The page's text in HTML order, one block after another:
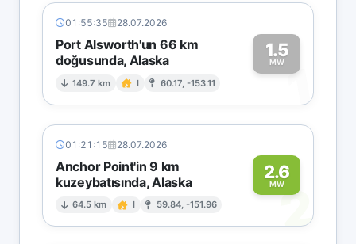
01:55:35 28.07.2026
Port Alsworth'un 66 km
doğusunda, Alaska
149.7 km I 60.17, -153.11
1.5
MW1
01:21:15 28.07.2026
Anchor Point'in 9 km
kuzeybatısında, Alaska
64.5 km I 59.84, -151.96
2.6
MW2